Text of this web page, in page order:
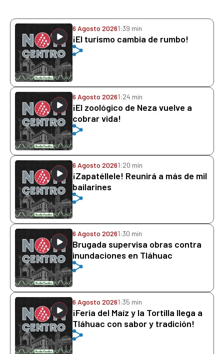
6 Agosto 20261:39 min
¡El turismo cambia de rumbo!
6 Agosto 20261:24 min
¡El zoológico de Neza vuelve a
cobrar vida!
6 Agosto 20261:20 min
¡Zapatéllele! Reunirá a más de mil
bailarines
6 Agosto 20261:30 min
Brugada supervisa obras contra
inundaciones en Tláhuac
6 Agosto 20261:35 min
¡Feria del Maíz y la Tortilla llega a
Tláhuac con sabor y tradición!